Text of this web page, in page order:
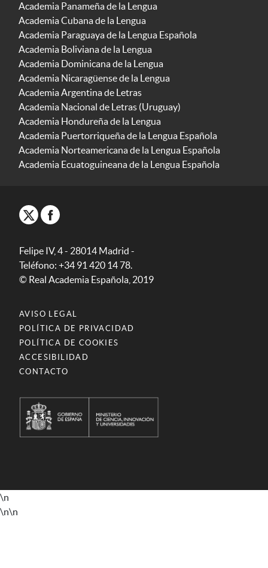
Academia Panameña de la Lengua
Academia Cubana de la Lengua
Academia Paraguaya de la Lengua Española
Academia Boliviana de la Lengua
Academia Dominicana de la Lengua
Academia Nicaragüense de la Lengua
Academia Argentina de Letras
Academia Nacional de Letras (Uruguay)
Academia Hondureña de la Lengua
Academia Puertorriqueña de la Lengua Española
Academia Norteamericana de la Lengua Española
Academia Ecuatoguineana de la Lengua Española
Felipe IV, 4 - 28014 Madrid -
Teléfono: +34 91 420 14 78.
© Real Academia Española, 2019
AVISO LEGAL
POLÍTICA DE PRIVACIDAD
POLÍTICA DE COOKIES
ACCESIBILIDAD
CONTACTO
\n
\n\n